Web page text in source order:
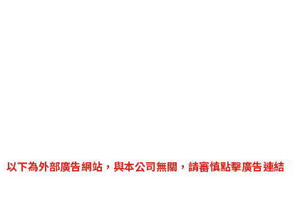
以下為外部廣告網站，與本公司無關，請審慎點擊廣告連結